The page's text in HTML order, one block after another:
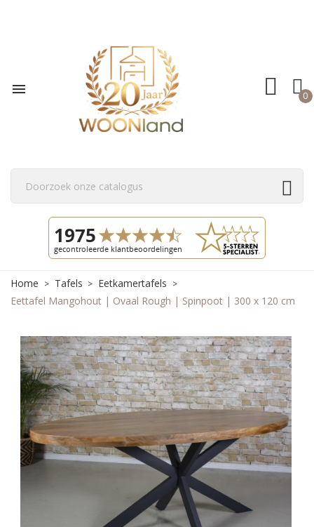
 0
Home Tafels
Eetkamertafels
Eettafel Mangohout | Ovaal Rough | Spinpoot | 300 x 120 cm